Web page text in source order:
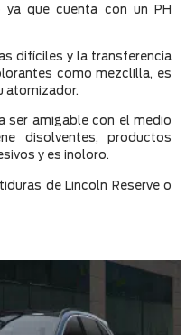
que cuenta con un PH
difíciles y la transferencia
como mezclilla, es
atomizador.
ser amigable con el medio
disolventes, productos
y es inoloro.
de Lincoln Reserve o